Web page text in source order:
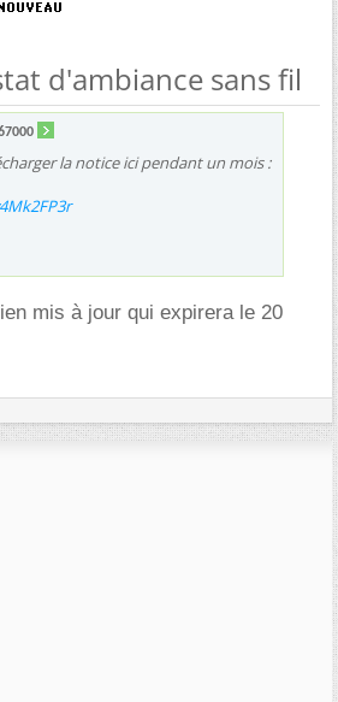
d'ambiance sans fil
la notice ici pendant un mois :
mis à jour qui expirera le 20